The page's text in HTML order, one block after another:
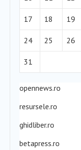
17 18 19
24 25 26
31
opennews.ro
resursele.ro
ghidliber.ro
betapress.ro